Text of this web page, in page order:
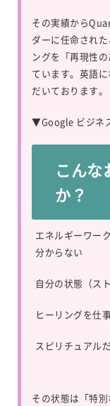
その実績から
ダーに任命され
ングを「再現性
ています。英語
だいております。
▼Google ビジネ
こんな
か？
エネルギーワー
分からない
自分の状態（ス
ヒーリングを仕
スピリチュアル
その状態は「特